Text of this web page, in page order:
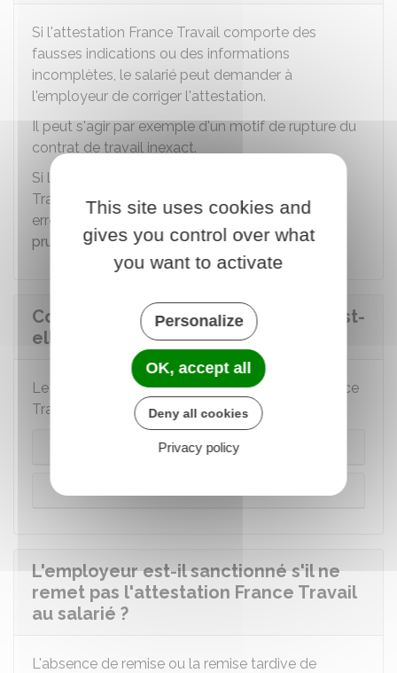
Si l'attestation France Travail comporte des
fausses indications ou des informations
incomplètes, le salarié peut demander à
l'employeur de corriger l'attestation.
Il peut s'agir par exemple d'un motif de rupture du
contrat de travail inexact.
Si l'employeur ne rectifie pas l'attestation France
Travail ou adresse une nouvelle attestation
erronée, le salarié peut saisir le
prud'hommes (CPH)
Comment l'attestation employeur est-
elle transmise à France Travail ?
Le mode de transmission de l'attestation à France
Travail dépend de l'effectif de l'entreprise :
Jusqu'à 10 salariés
L'employeur est-il sanctionné s'il ne
remet pas l'attestation France Travail
au salarié ?
L'absence de remise ou la remise tardive de
This site uses cookies and
gives you control over what
you want to activate
Personalize
OK, accept all
Deny all cookies
Privacy policy